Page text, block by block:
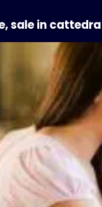
sale in